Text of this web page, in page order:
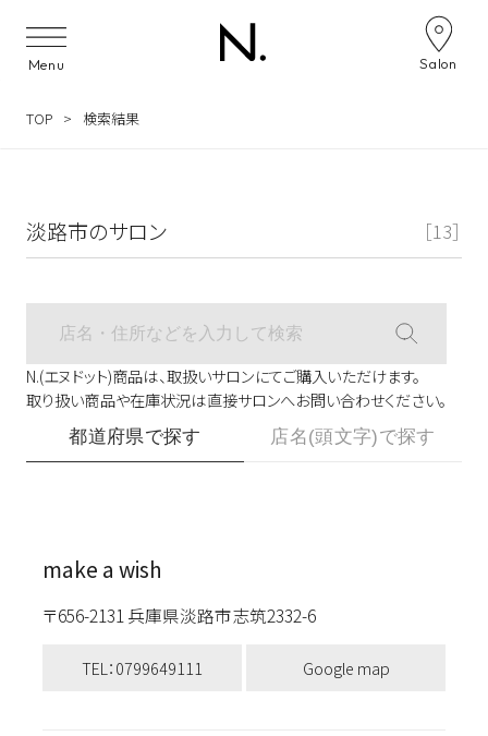
Menu Salon
TOP 検索結果
淡路市のサロン ［13］
N.(エヌドット)商品は、取扱いサロンにてご購入いただけます。
取り扱い商品や在庫状況は直接サロンへお問い合わせください。
都道府県で探す 店名(頭文字)で探す
make a wish
〒656-2131 兵庫県淡路市志筑2332-6
TEL：0799649111 Google map
サロン検索ナビゲーション